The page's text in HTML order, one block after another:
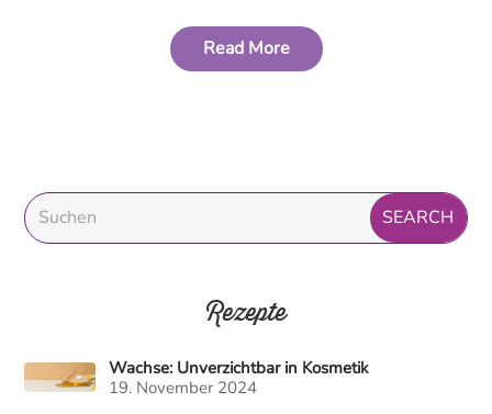
Read More
Rezepte
Wachse: Unverzichtbar in Kosmetik
19. November 2024